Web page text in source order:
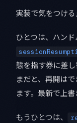
実装で気をつける
ひとつは、ハン
態を指す券に差
まだと、再開は
ます。最新で上
もうひとつは、